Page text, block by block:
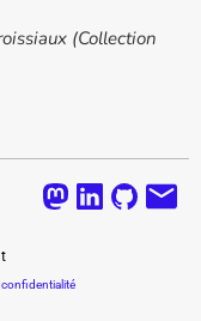
(Collection